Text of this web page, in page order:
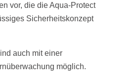
vor, die die Aqua-Protect
Sicherheitskonzept
auch mit einer
möglich.